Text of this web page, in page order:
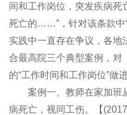
间和工作岗位，突发疾病死
死亡的……”，针对该条款中
实践中一直存在争议，各地
合最高院三个典型案例，对
的“工作时间和工作岗位”做
案例一、教师在家加班
病死亡，视同工伤。【